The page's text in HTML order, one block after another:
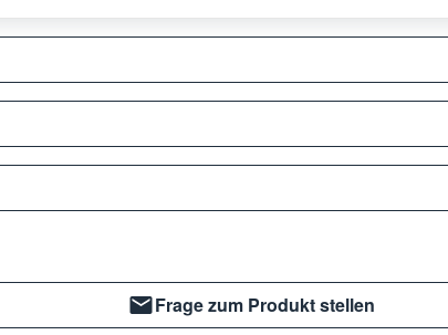
Frage zum Produkt stellen